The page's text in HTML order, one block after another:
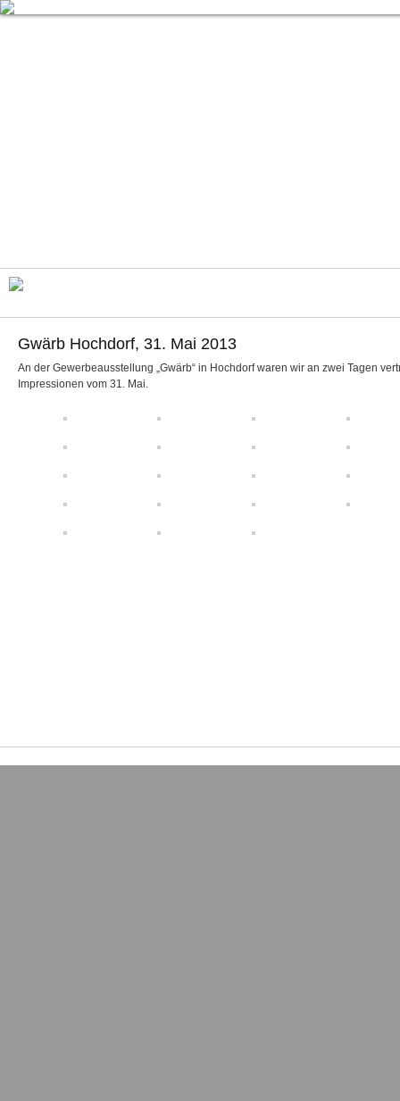
Gwärb Hochdorf, 31. Mai 2013
An der Gewerbeausstellung „Gwärb“ in Hochdorf waren wir an zwei Tagen
Impressionen vom 31. Mai.